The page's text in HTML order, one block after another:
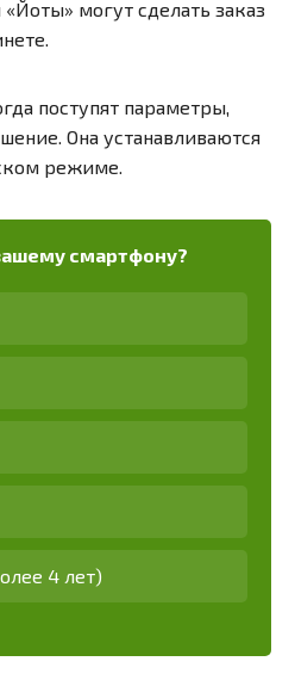
могут сделать заказ
поступят параметры,
Она устанавливаются
режиме.
смартфону?
4 лет)